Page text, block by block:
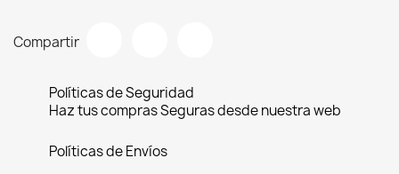
Compartir
Políticas de Seguridad
Haz tus compras Seguras desde nuestra web
Políticas de Envíos